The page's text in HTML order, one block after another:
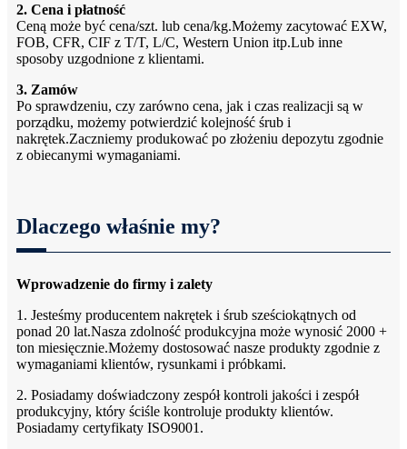
2. Cena i płatność
Ceną może być cena/szt. lub cena/kg.Możemy zacytować EXW,
FOB, CFR, CIF z T/T, L/C, Western Union itp.Lub inne
sposoby uzgodnione z klientami.
3. Zamów
Po sprawdzeniu, czy zarówno cena, jak i czas realizacji są w
porządku, możemy potwierdzić kolejność śrub i
nakrętek.Zaczniemy produkować po złożeniu depozytu zgodnie
z obiecanymi wymaganiami.
Dlaczego właśnie my?
Wprowadzenie do firmy i zalety
1. Jesteśmy producentem nakrętek i śrub sześciokątnych od
ponad 20 lat.Nasza zdolność produkcyjna może wynosić 2000 +
ton miesięcznie.Możemy dostosować nasze produkty zgodnie z
wymaganiami klientów, rysunkami i próbkami.
2. Posiadamy doświadczony zespół kontroli jakości i zespół
produkcyjny, który ściśle kontroluje produkty klientów.
Posiadamy certyfikaty ISO9001.